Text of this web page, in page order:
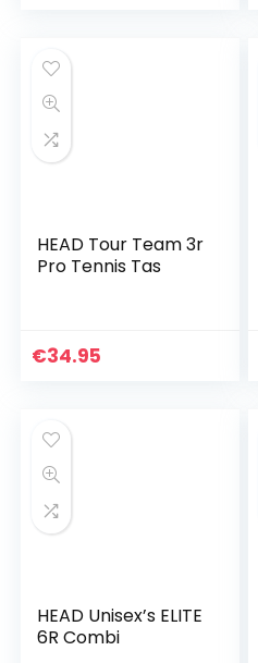
HEAD Tour Team 3r
Pro Tennis Tas
€34.95
HEAD Unisex’s ELITE
6R Combi